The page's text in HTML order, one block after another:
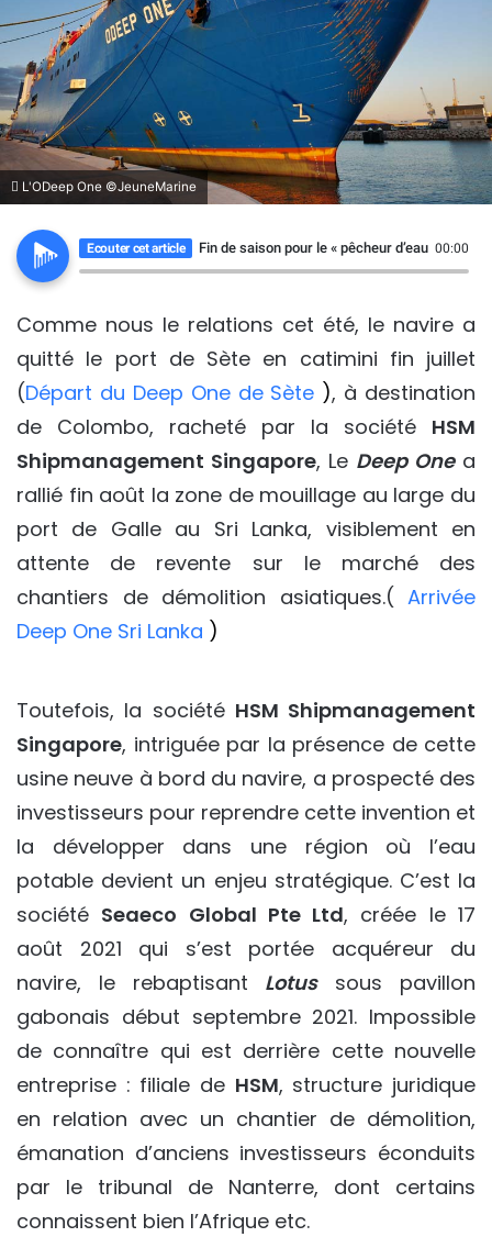
L'ODeep One ©JeuneMarine
Ecouter cet article Fin de saison pour le « pêcheur d’eau »00:00
Comme nous le relations cet été, le navire a
quitté le port de Sète en catimini fin juillet
(Départ du Deep One de Sète ), à destination
de Colombo, racheté par la société HSM
Shipmanagement Singapore, Le Deep Onea
rallié fin août la zone de mouillage au large du
port de Galle au Sri Lanka, visiblement en
attente de revente sur le marché des
chantiers de démolition asiatiques.( Arrivée
Deep One Sri Lanka )
Toutefois, la société HSM Shipmanagement
Singapore, intriguée par la présence de cette
usine neuve à bord du navire, a prospecté des
investisseurs pour reprendre cette invention et
la développer dans une région où l’eau
potable devient un enjeu stratégique. C’est la
société Seaeco Global Pte Ltd, créée le 17
août 2021 qui s’est portée acquéreur du
navire, le rebaptisant Lotussous pavillon
gabonais début septembre 2021. Impossible
de connaître qui est derrière cette nouvelle
entreprise : filiale de HSM, structure juridique
en relation avec un chantier de démolition,
émanation d’anciens investisseurs éconduits
par le tribunal de Nanterre, dont certains
connaissent bien l’Afrique etc.